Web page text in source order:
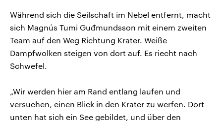
Während sich die Seilschaft im Nebel entfernt, macht
sich Magnús Tumi Guđmundsson mit einem zweiten
Team auf den Weg Richtung Krater. Weiße
Dampfwolken steigen von dort auf. Es riecht nach
Schwefel.
„Wir werden hier am Rand entlang laufen und
versuchen, einen Blick in den Krater zu werfen. Dort
unten hat sich ein See gebildet, und über den